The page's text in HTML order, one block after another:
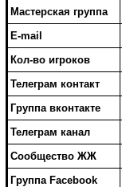
Мастерская группа
E-mail
Кол-во игроков
Телеграм контакт
Группа вконтакте
Телеграм канал
Сообщество ЖЖ
Группа Facebook